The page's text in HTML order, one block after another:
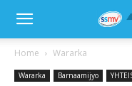
Home Wararka
Wararka Barnaamijyo